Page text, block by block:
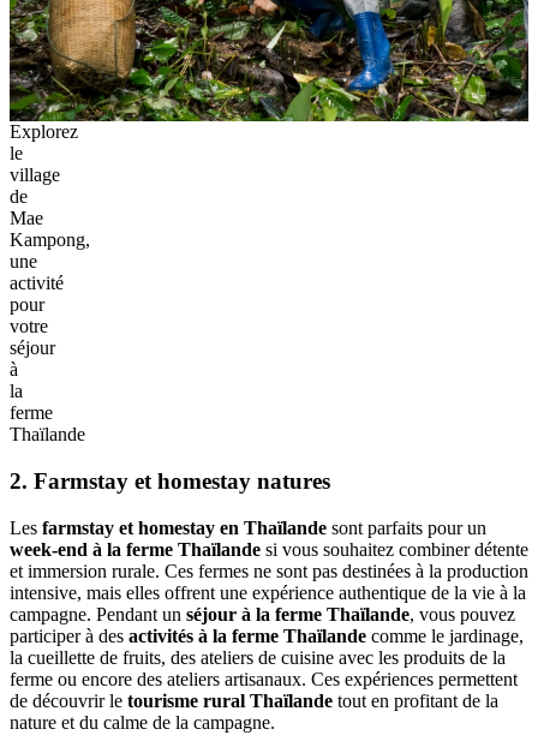
Explorez
le
village
de
Mae
Kampong,
une
activité
pour
votre
séjour
à
la
ferme
Thaïlande
2. Farmstay et homestay natures
Les farmstay et homestay en Thaïlande sont parfaits pour un
week-end à la ferme Thaïlande si vous souhaitez combiner détente
et immersion rurale. Ces fermes ne sont pas destinées à la production
intensive, mais elles offrent une expérience authentique de la vie à la
campagne. Pendant un séjour à la ferme Thaïlande, vous pouvez
participer à des activités à la ferme Thaïlande comme le jardinage,
la cueillette de fruits, des ateliers de cuisine avec les produits de la
ferme ou encore des ateliers artisanaux. Ces expériences permettent
de découvrir le tourisme rural Thaïlande tout en profitant de la
nature et du calme de la campagne.